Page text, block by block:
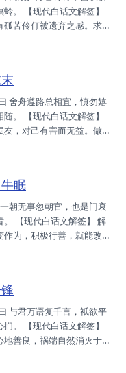
即时运至，唯不可贪，贪
。 【现代白话文解签】
苦伶仃被遗弃之感。求人
自己努力奋斗，即使没有
时运转来，入秋见旺。
受之。 升迁：看吾身心，
一步，详看对方，自吾评
。 【现代白话文解签】
，对己有害而无益。做事
把人生宝贵的光阴都浪费
砸桶之人，宜速谋和。
取也。 事业：风不调
今年不可，身心不适，又
眠
【现代白话文解签】 解
为，积极行善，就能改变
更医。 问诉讼，宜和解
钱为长命，安心置理。
祸根。 升迁：先调身心，
感情，认清心地，良善
。 【现代白话文解签】
善良，祸端自然消灭于无
婚姻，好事多磨，但如